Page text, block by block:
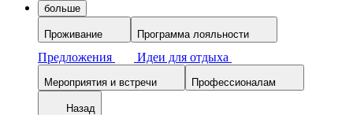
больше
Проживание Программа лояльности
Предложения Идеи для отдыха
Мероприятия и встречи Профессионалам
Назад